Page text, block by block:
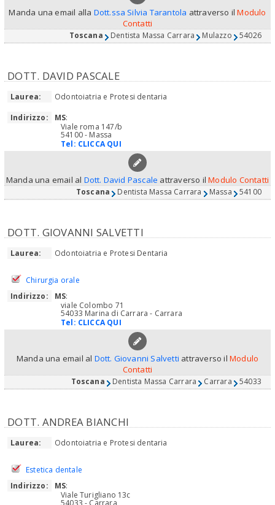
Manda una email alla Dott.ssa Silvia Tarantola attraverso ilModulo
Contatti
Toscana Dentista Massa Carrara Mulazzo 54026
DOTT. DAVID PASCALE
Laurea:
Odontoiatria e Protesi dentaria
Indirizzo:
MS:
Viale roma 147/b
54100 - Massa
Tel: CLICCA QUI
Manda una email al Dott. David Pascale attraverso ilModulo Contatti
Toscana Dentista Massa Carrara Massa 54100
DOTT. GIOVANNI SALVETTI
Laurea: Odontoiatria e Protesi Dentaria
Chirurgia orale
Indirizzo:
MS:
viale Colombo 71
54033 Marina di Carrara - Carrara
Tel: CLICCA QUI
Manda una email al Dott. Giovanni Salvetti attraverso ilModulo
Contatti
Toscana Dentista Massa Carrara Carrara 54033
DOTT. ANDREA BIANCHI
Laurea: Odontoiatria e Protesi dentaria
Estetica dentale
Indirizzo:
MS:
Viale Turigliano 13c
54033 - Carrara